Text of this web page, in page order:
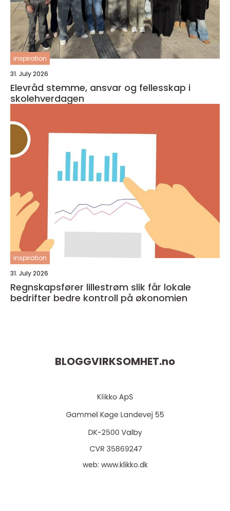
inspiration
31. July 2026
Elevråd stemme, ansvar og fellesskap i
skolehverdagen
inspiration
31. July 2026
Regnskapsfører lillestrøm slik får lokale
bedrifter bedre kontroll på økonomien
BLOGGVIRKSOMHET.no
web: www.klikko.dk